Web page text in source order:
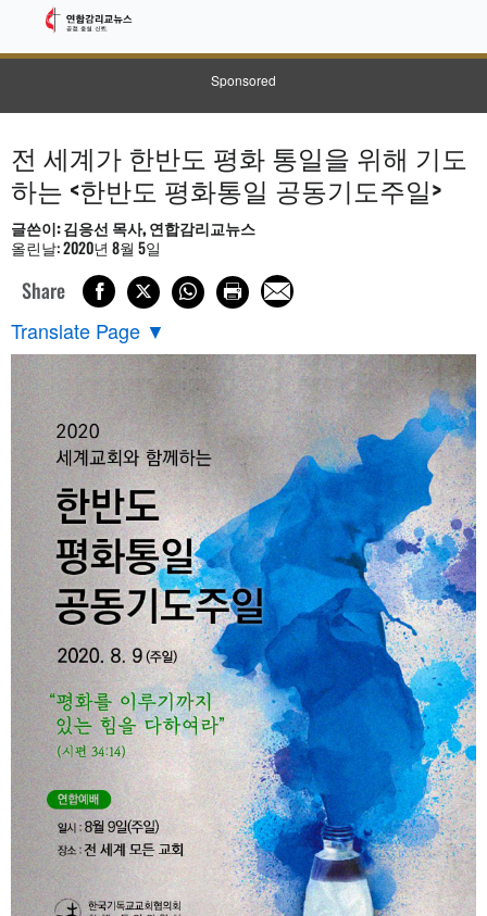
Sponsored
전 세계가 한반도 평화 통일을 위해 기도
하는 <한반도 평화통일 공동기도주일>
글쓴이: 김응선 목사, 연합감리교뉴스
올린날: 2020년 8월 5일
Share
Translate Page ▼